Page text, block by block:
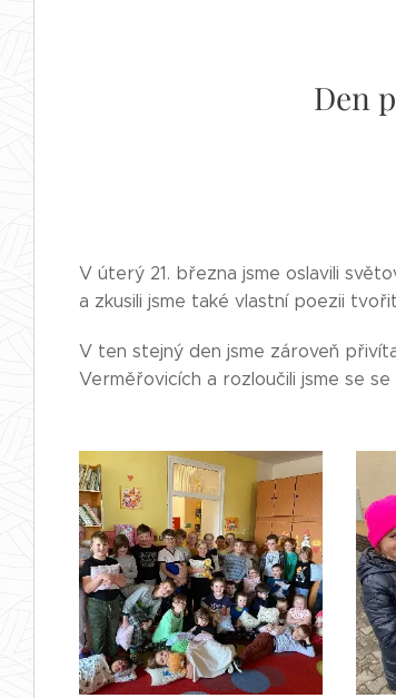
Den
V úterý 21. března jsme oslavili
a zkusili jsme také vlastní poezii
V ten stejný den jsme zároveň
Verměřovicích a rozloučili jsme se